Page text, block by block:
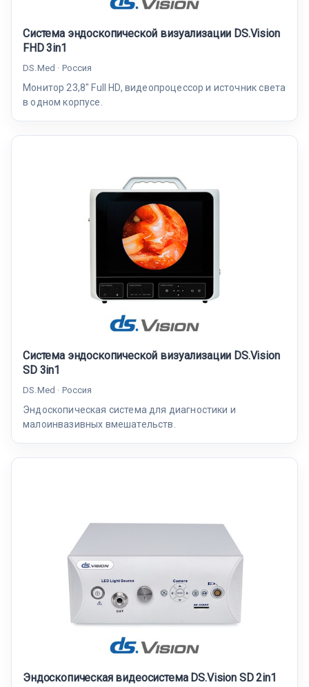
Система эндоскопической визуализации DS.Vision
FHD 3in1
DS.Med · Россия
Монитор 23,8″ Full HD, видеопроцессор и источник света
в одном корпусе.
Система эндоскопической визуализации DS.Vision
SD 3in1
DS.Med · Россия
Эндоскопическая система для диагностики и
малоинвазивных вмешательств.
Эндоскопическая видеосистема DS.Vision SD 2in1